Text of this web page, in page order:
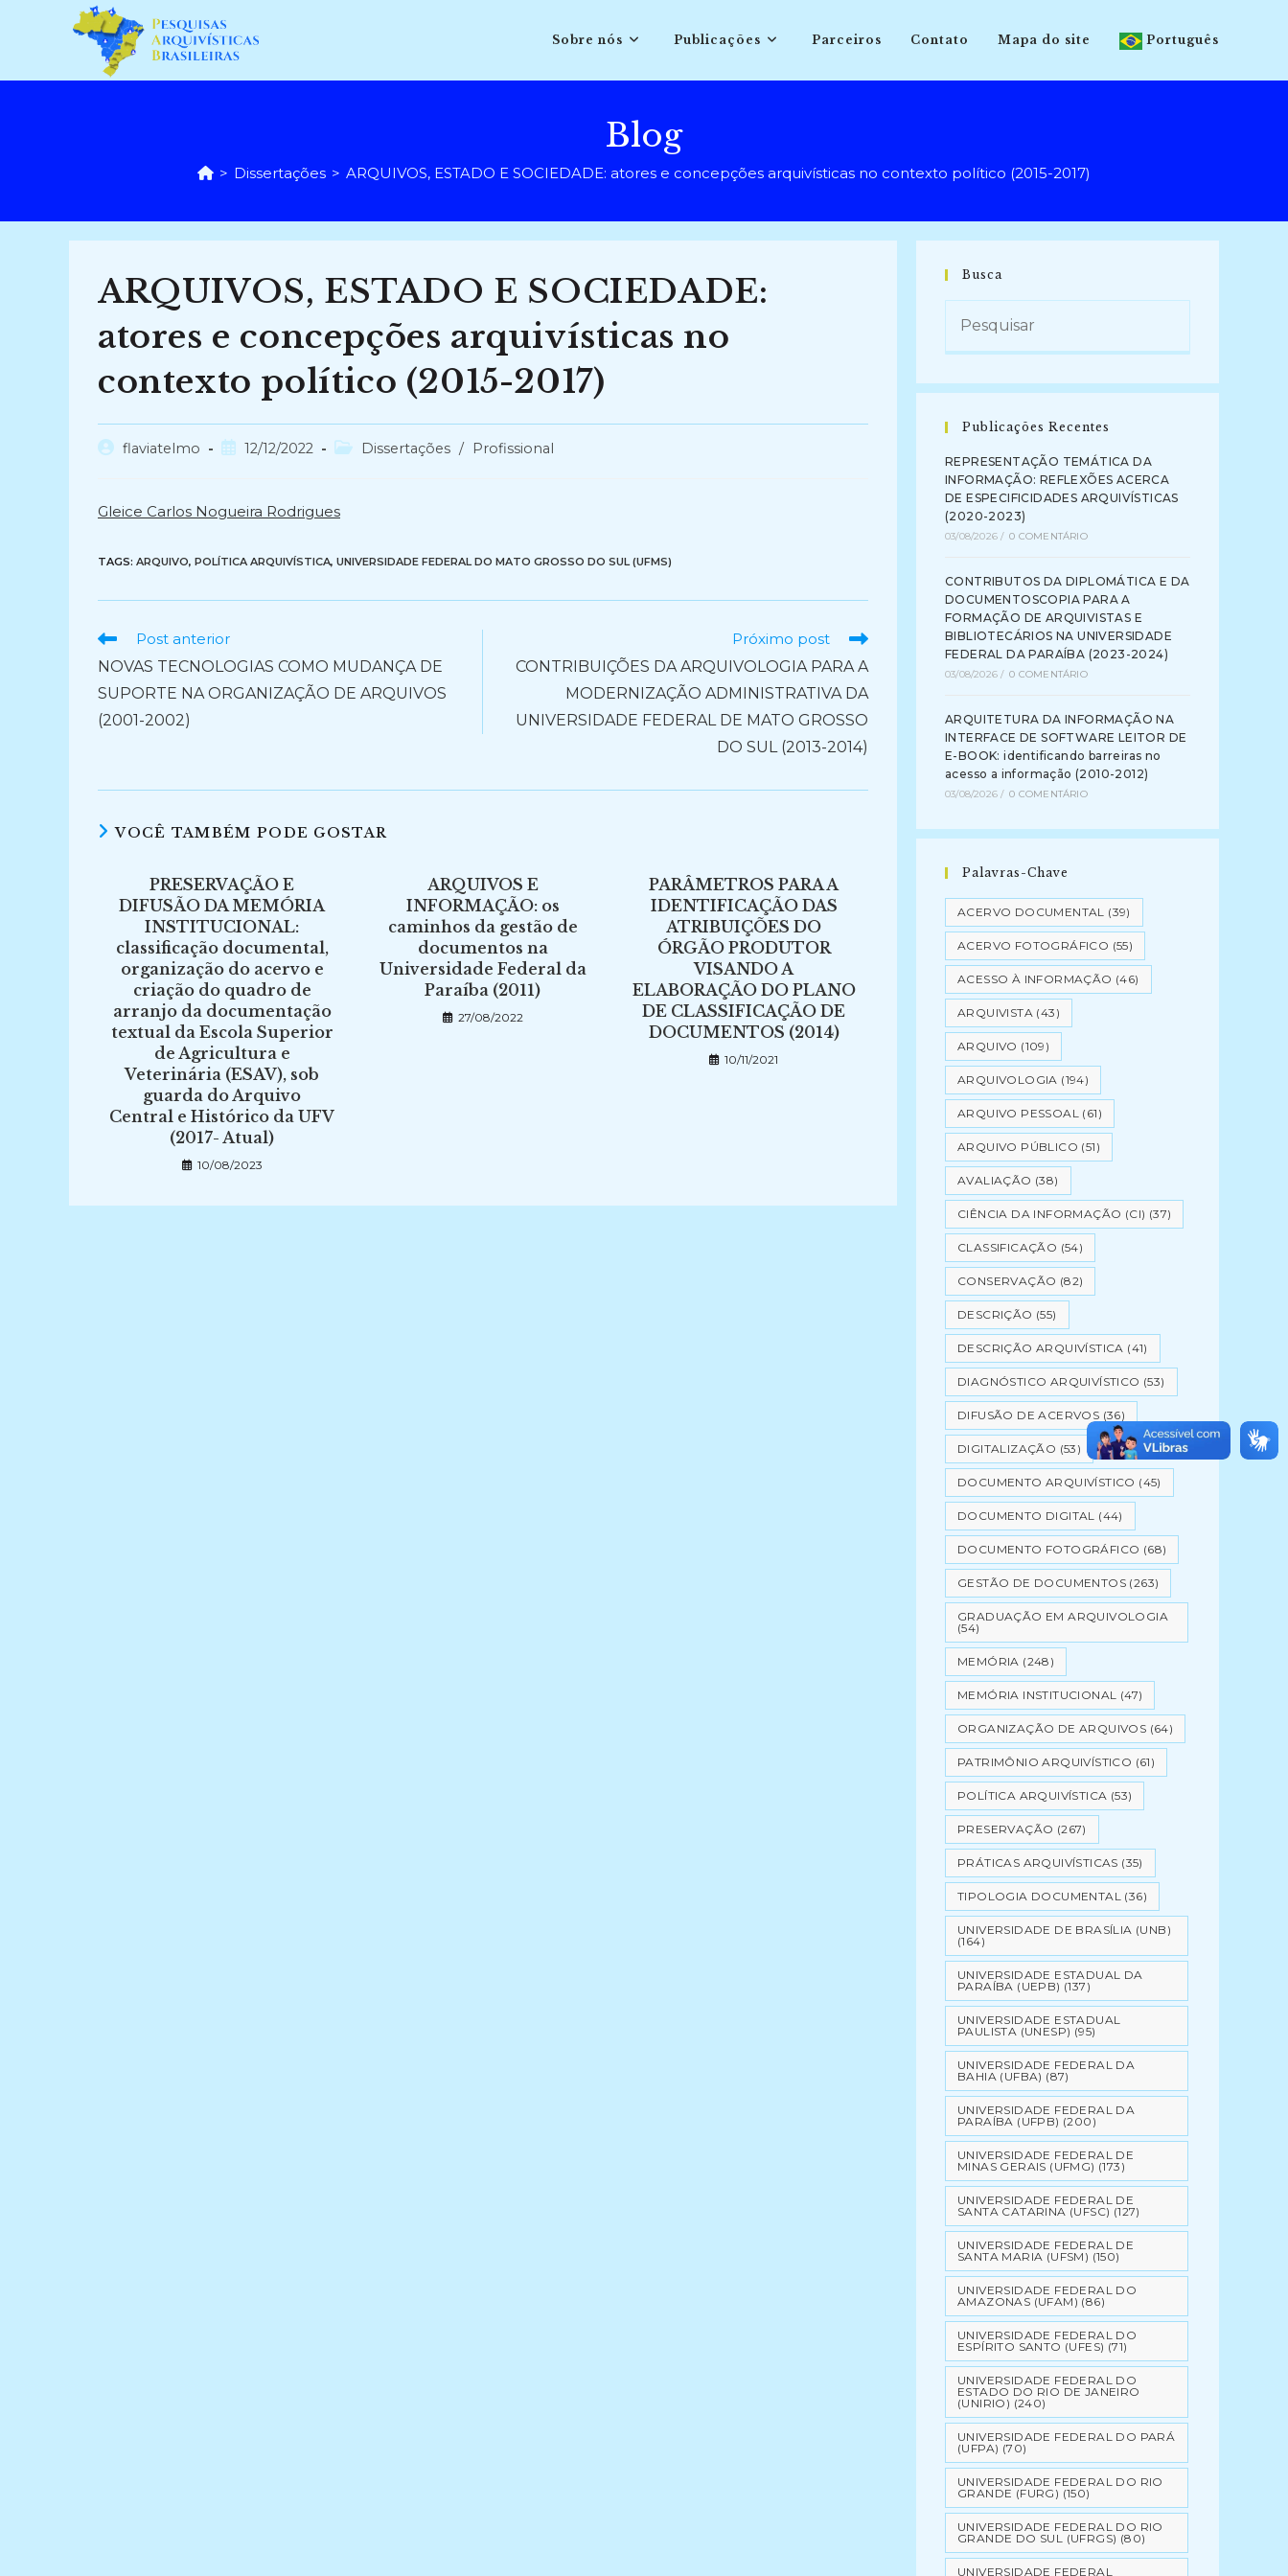
conteúdo
Sobre nós Publicações Parceiros Contato Mapa do site Português
Blog
> Dissertações > ARQUIVOS, ESTADO E SOCIEDADE: atores e concepções arquivísticas no contexto político (2015-2017)
ARQUIVOS, ESTADO E SOCIEDADE:
atores e concepções arquivísticas no
contexto político (2015-2017)
Autorflaviatelmo
Post12/12/2022
Categoria
Dissertações / Profissional
Gleice Carlos Nogueira Rodrigues
TAGS: ARQUIVO, POLÍTICA ARQUIVÍSTICA, UNIVERSIDADE FEDERAL DO MATO GROSSO DO SUL (UFMS)
Ler
artigos
Post anterior
NOVAS TECNOLOGIAS COMO MUDANÇA DE
SUPORTE NA ORGANIZAÇÃO DE ARQUIVOS
(2001-2002)
Próximo post
CONTRIBUIÇÕES DA ARQUIVOLOGIA PARA A
MODERNIZAÇÃO ADMINISTRATIVA DA
UNIVERSIDADE FEDERAL DE MATO GROSSO
DO SUL (2013-2014)
VOCÊ TAMBÉM PODE GOSTAR
PRESERVAÇÃO E
DIFUSÃO DA MEMÓRIA
INSTITUCIONAL:
classificação documental,
organização do acervo e
criação do quadro de
arranjo da documentação
textual da Escola Superior
de Agricultura e
Veterinária (ESAV), sob
guarda do Arquivo
Central e Histórico da UFV
(2017- Atual)
10/08/2023
ARQUIVOS E
INFORMAÇÃO: os
caminhos da gestão de
documentos na
Universidade Federal da
Paraíba (2011)
27/08/2022
PARÂMETROS PARA A
IDENTIFICAÇÃO DAS
ATRIBUIÇÕES DO
ÓRGÃO PRODUTOR
VISANDO A
ELABORAÇÃO DO PLANO
DE CLASSIFICAÇÃO DE
DOCUMENTOS (2014)
10/11/2021
Busca
Publicações Recentes
REPRESENTAÇÃO TEMÁTICA DA
INFORMAÇÃO: REFLEXÕES ACERCA
DE ESPECIFICIDADES ARQUIVÍSTICAS
(2020-2023)
03/08/2026 / 0 COMENTÁRIO
CONTRIBUTOS DA DIPLOMÁTICA E DA
DOCUMENTOSCOPIA PARA A
FORMAÇÃO DE ARQUIVISTAS E
BIBLIOTECÁRIOS NA UNIVERSIDADE
FEDERAL DA PARAÍBA (2023-2024)
03/08/2026 / 0 COMENTÁRIO
ARQUITETURA DA INFORMAÇÃO NA
INTERFACE DE SOFTWARE LEITOR DE
E-BOOK: identificando barreiras no
acesso a informação (2010-2012)
03/08/2026 / 0 COMENTÁRIO
Palavras-Chave
ACERVO DOCUMENTAL (39)
ACERVO FOTOGRÁFICO (55)
ACESSO À INFORMAÇÃO (46)
ARQUIVISTA (43)
ARQUIVO (109)
ARQUIVOLOGIA (194)
ARQUIVO PESSOAL (61)
ARQUIVO PÚBLICO (51)
AVALIAÇÃO (38)
CIÊNCIA DA INFORMAÇÃO (CI) (37)
CLASSIFICAÇÃO (54)
CONSERVAÇÃO (82)
DESCRIÇÃO (55)
DESCRIÇÃO ARQUIVÍSTICA (41)
DIAGNÓSTICO ARQUIVÍSTICO (53)
DIFUSÃO DE ACERVOS (36)
DIGITALIZAÇÃO (53)
DOCUMENTO ARQUIVÍSTICO (45)
DOCUMENTO DIGITAL (44)
DOCUMENTO FOTOGRÁFICO (68)
GESTÃO DE DOCUMENTOS (263)
GRADUAÇÃO EM ARQUIVOLOGIA
(54)
MEMÓRIA (248)
MEMÓRIA INSTITUCIONAL (47)
ORGANIZAÇÃO DE ARQUIVOS (64)
PATRIMÔNIO ARQUIVÍSTICO (61)
POLÍTICA ARQUIVÍSTICA (53)
PRESERVAÇÃO (267)
PRÁTICAS ARQUIVÍSTICAS (35)
TIPOLOGIA DOCUMENTAL (36)
UNIVERSIDADE DE BRASÍLIA (UNB)
(164)
UNIVERSIDADE ESTADUAL DA
PARAÍBA (UEPB) (137)
UNIVERSIDADE ESTADUAL
PAULISTA (UNESP) (95)
UNIVERSIDADE FEDERAL DA
BAHIA (UFBA) (87)
UNIVERSIDADE FEDERAL DA
PARAÍBA (UFPB) (200)
UNIVERSIDADE FEDERAL DE
MINAS GERAIS (UFMG) (173)
UNIVERSIDADE FEDERAL DE
SANTA CATARINA (UFSC) (127)
UNIVERSIDADE FEDERAL DE
SANTA MARIA (UFSM) (150)
UNIVERSIDADE FEDERAL DO
AMAZONAS (UFAM) (86)
UNIVERSIDADE FEDERAL DO
ESPÍRITO SANTO (UFES) (71)
UNIVERSIDADE FEDERAL DO
ESTADO DO RIO DE JANEIRO
(UNIRIO) (240)
UNIVERSIDADE FEDERAL DO PARÁ
(UFPA) (70)
UNIVERSIDADE FEDERAL DO RIO
GRANDE (FURG) (150)
UNIVERSIDADE FEDERAL DO RIO
GRANDE DO SUL (UFRGS) (80)
UNIVERSIDADE FEDERAL